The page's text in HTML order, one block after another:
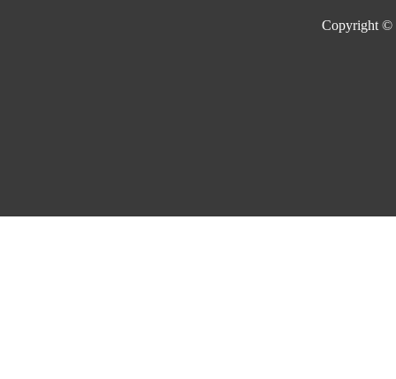
Copyright ©